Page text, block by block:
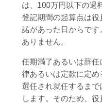
は、100万円以下の過
登記期間の起算点は
諾があった日からで
ありません。
任期満了あるいは辞
律あるいは定款に定
選任され就任するま
します。そのため、 役